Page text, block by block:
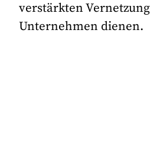
verstärkten
Unternehmen dienen.